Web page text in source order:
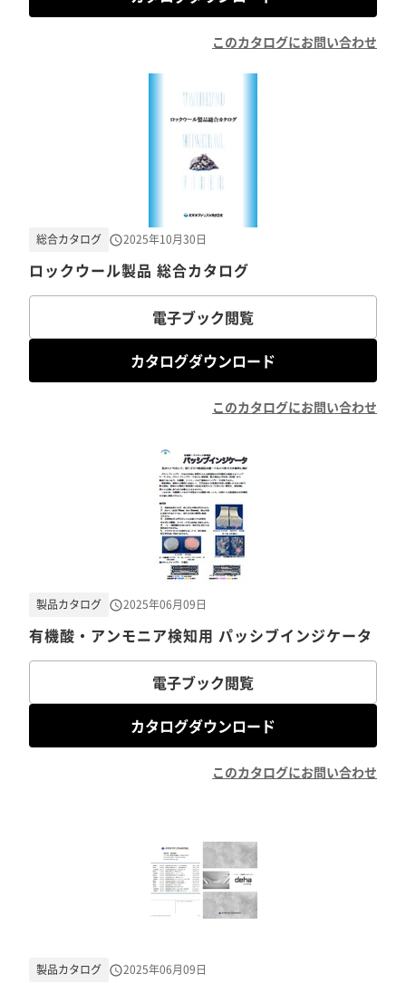
このカタログにお問い合わせ
ロックウール製品 総合カタログ
総合カタログ 2025年10月30日
電子ブック閲覧
カタログダウンロード
このカタログにお問い合わせ
有機酸・アンモニア検知用 パッシブインジケータ
製品カタログ 2025年06月09日
電子ブック閲覧
カタログダウンロード
このカタログにお問い合わせ
製品カタログ 2025年06月09日